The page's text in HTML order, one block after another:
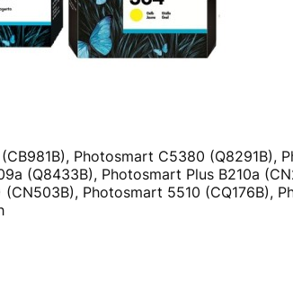
Photosmart C5380 (Q8291B),
(Q8433B), Photosmart Plus B210a
Photosmart 5510 (CQ176B),